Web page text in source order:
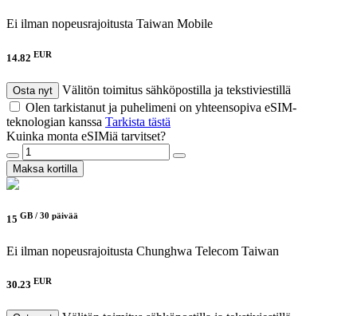
Ei ilman nopeusrajoitusta Taiwan Mobile
14.82 EUR
Osta nyt
Välitön toimitus sähköpostilla ja tekstiviestillä
Olen tarkistanut ja puhelimeni on yhteensopiva eSIM-
teknologian kanssa Tarkista tästä
Kuinka monta eSIMiä tarvitset?
Maksa kortilla
15 GB / 30 päivää
Ei ilman nopeusrajoitusta Chunghwa Telecom Taiwan
30.23 EUR